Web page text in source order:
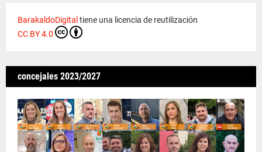
BarakaldoDigital tiene una licencia de reutilización
CC BY 4.0
concejales 2023/2027